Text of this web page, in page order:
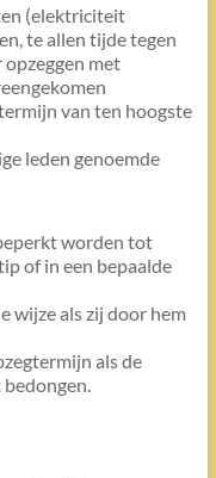
(elektriciteit
te allen tijde tegen
opzeggen met
van ten hoogste
leden genoemde
worden tot
of in een bepaalde
wijze als zij door hem
als de